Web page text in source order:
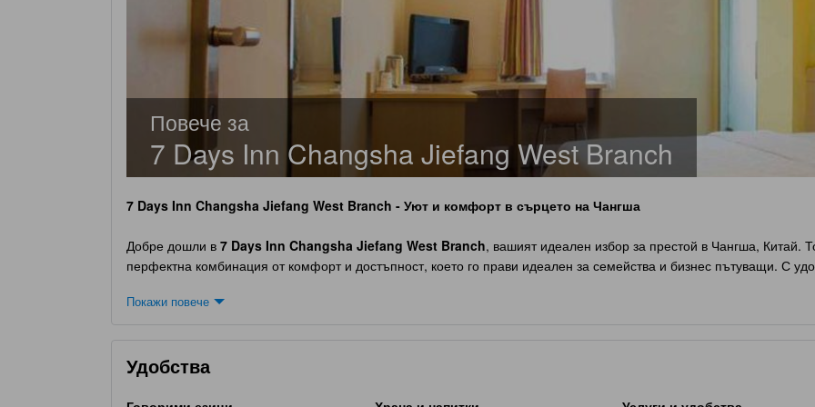
Повече за
7 Days Inn Changsha Jiefang West Branch
7 Days Inn Changsha Jiefang West Branch - Уют и комфорт в сърцето на Чангша
Добре дошли в 7 Days Inn Changsha Jiefang West Branch, вашият идеален избор за престой в Чангша, Китай.
перфектна комбинация от комфорт и достъпност, което го прави идеален за семейства и бизнес пътуващи. С
часа и напускане до 12:00 часа, което ви позволява да планирате вашето пътуване без стрес. За семейства с
Покажи повече
Удобства